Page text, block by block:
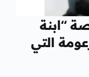
“ابنة
التي